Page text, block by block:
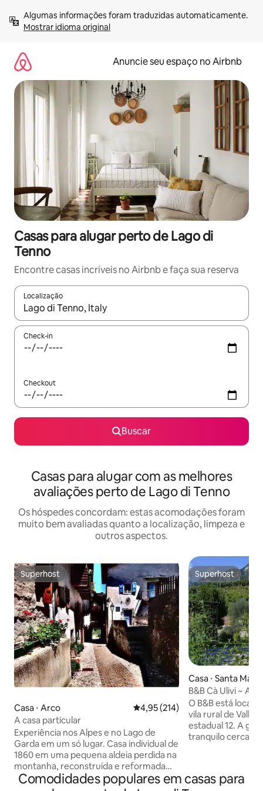
para
Mostrar idioma original
Anuncie seu espaço no Airbnb
Casas para alugar perto de Lago di
Tenno
Encontre casas incríveis no Airbnb e faça sua reserva
Localização
Quando os resultados estiverem disponíveis, explore-os
Check-in
Checkout
Buscar
Casas para alugar com as melhores
avaliações perto de Lago di Tenno
Os hóspedes concordam: estas acomodações foram
muito bem avaliadas quanto a localização, limpeza e
outros aspectos.
Superhost
Superhost
Casa ⋅ Arco 4,95 de uma avaliação média de
4,95 (214)
A casa particular
Experiência nos Alpes e no Lago de
Garda em um só lugar. Casa individual de
1860 em uma pequena aldeia perdida na
montanha, reconstruída e reformada
como um apartamento minimalista de
90 metros quadrados em dois andares.
Superhost
Superhost
Casa ⋅ Santa
B&B Cà Ulivi ~
O B&B está
vila rural de
estadual 12. A
tranquilo cercado
cozinha, sala de
Comodidades populares em casas para